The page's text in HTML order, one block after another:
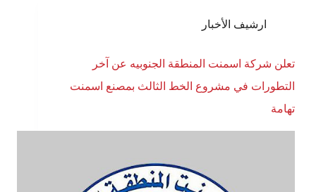
ارشيف الأخبار
تعلن شركة اسمنت المنطقة الجنوبيه عن آخر
التطورات في مشروع الخط الثالث بمصنع اسمنت
تهامة